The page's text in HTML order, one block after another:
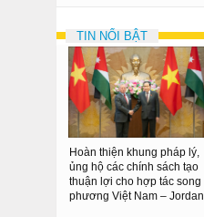
TIN NỔI BẬT
Hoàn thiện khung pháp lý,
ủng hộ các chính sách tạo
thuận lợi cho hợp tác song
phương Việt Nam – Jordan